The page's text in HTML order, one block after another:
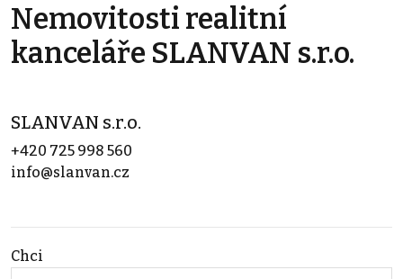
Nemovitosti realitní
kanceláře SLANVAN s.r.o.
SLANVAN s.r.o.
+420 725 998 560
info@slanvan.cz
Chci